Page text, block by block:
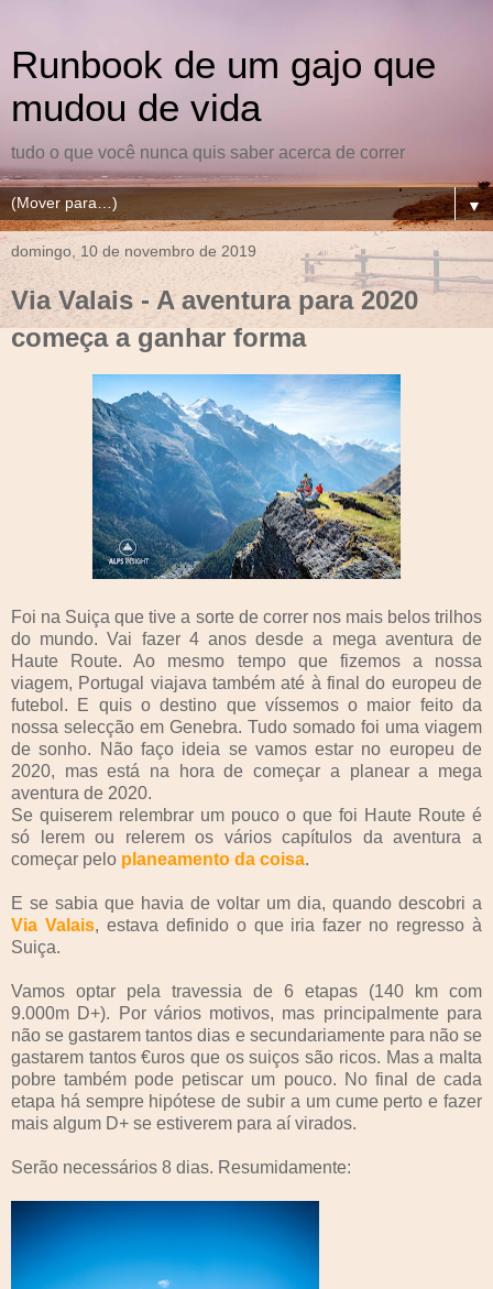
Runbook de um gajo que
mudou de vida
tudo o que você nunca quis saber acerca de correr
▼
domingo, 10 de novembro de 2019
Via Valais - A aventura para 2020
começa a ganhar forma
Foi na Suiça que tive a sorte de correr nos mais belos trilhos
do mundo. Vai fazer 4 anos desde a mega aventura de
Haute Route. Ao mesmo tempo que fizemos a nossa
viagem, Portugal viajava também até à final do europeu de
futebol. E quis o destino que víssemos o maior feito da
nossa selecção em Genebra. Tudo somado foi uma viagem
de sonho. Não faço ideia se vamos estar no europeu de
2020, mas está na hora de começar a planear a mega
aventura de 2020.
Se quiserem relembrar um pouco o que foi Haute Route é
só lerem ou relerem os vários capítulos da aventura a
começar pelo planeamento da coisa.
E se sabia que havia de voltar um dia, quando descobri a
Via Valais, estava definido o que iria fazer no regresso à
Suiça.
Vamos optar pela travessia de 6 etapas (140 km com
9.000m D+). Por vários motivos, mas principalmente para
não se gastarem tantos dias e secundariamente para não se
gastarem tantos €uros que os suiços são ricos. Mas a malta
pobre também pode petiscar um pouco. No final de cada
etapa há sempre hipótese de subir a um cume perto e fazer
mais algum D+ se estiverem para aí virados.
Serão necessários 8 dias. Resumidamente: